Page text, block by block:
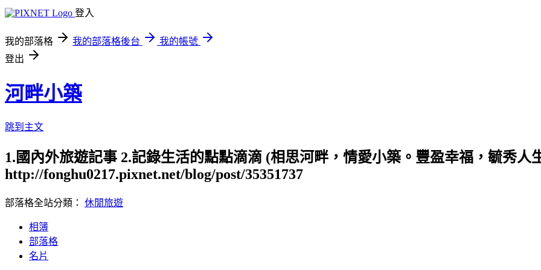
登入
我的部落格 我的部落格後台
我的帳號
登出
河畔小築
跳到主文
1.國內外旅遊記事 2.記錄生活的點點滴滴 (相思河畔，情愛小築。豐盈幸福，毓秀人
http://fonghu0217.pixnet.net/blog/post/35351737
部落格全站分類： 休閒旅遊
相簿
部落格
名片